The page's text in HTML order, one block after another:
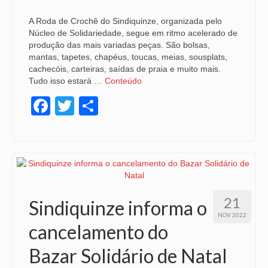
SÃO JOSÉ DOS CAMPOS
SÃO JOSÉ DO RIO PRETO
SOROCABA
NOTÍCIAS
VÍDEOS
SINDICALIZE-SE
JURÍDICO
NÚCLEOS
A Roda de Crochê do Sindiquinze, organizada pelo
Núcleo de Solidariedade, segue em ritmo acelerado de
produção das mais variadas peças. São bolsas,
mantas, tapetes, chapéus, toucas, meias, sousplats,
cachecóis, carteiras, saídas de praia e muito mais.
Tudo isso estará … Conteúdo
Facebook
Twitter
21
NOV 2022
Sindiquinze informa o
cancelamento do
Bazar Solidário de Natal